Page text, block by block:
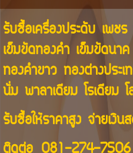
รับซื้อเครื่องประดับ เพช
เข็มขัดทองคำ เข็มขัดนา
ทองคำขาว ทองต่างประ
นั่ม พาลาเดียม โรเดียม โ
รับซื้อให้ราคาสูง จ่ายเงิน